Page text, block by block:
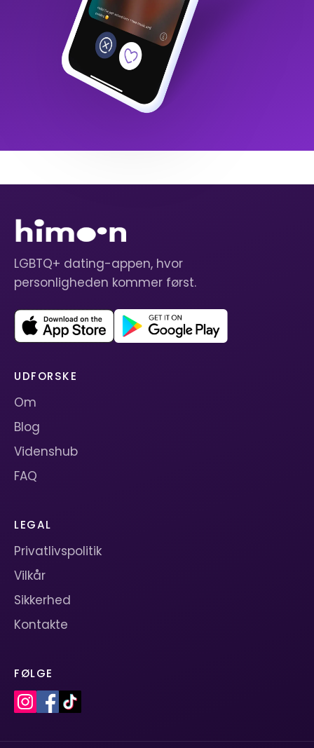
LGBTQ+ dating-appen, hvor
personligheden kommer først.
UDFORSKE
Om
Blog
Videnshub
FAQ
LEGAL
Privatlivspolitik
Vilkår
Sikkerhed
Kontakte
FØLGE